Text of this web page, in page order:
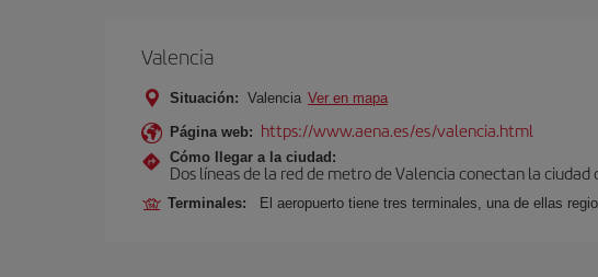
Valencia
Situación: Valencia Ver en mapa
Página web: https://www.aena.es/es/valencia.html
Cómo llegar a la ciudad:
Dos líneas de la red de metro de Valencia conectan la
Terminales: El aeropuerto tiene tres terminales, una de ellas